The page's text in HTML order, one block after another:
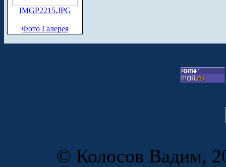
IMGP2215.JPG
Фото Галерея
© Колосов Вадим,